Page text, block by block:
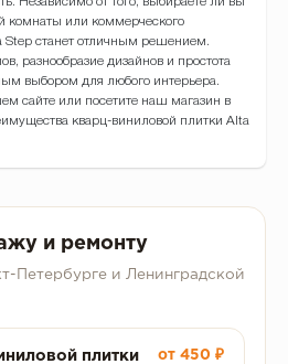
комнаты или коммерческого
станет отличным решением.
разнообразие дизайнов и простота
выбором для любого интерьера.
сайте или посетите наш магазин в
кварц-виниловой плитки Alta
и ремонту
Петербурге и Ленинградской
плитки от 450 ₽